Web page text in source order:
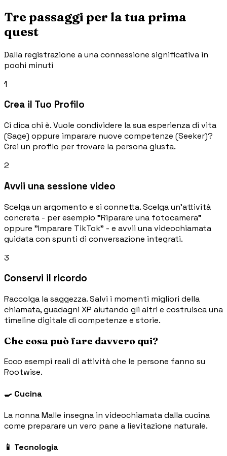
Tre passaggi per la tua prima
quest
Dalla registrazione a una connessione significativa in
pochi minuti
1
Crea il Tuo Profilo
Ci dica chi è. Vuole condividere la sua esperienza di vita
(Sage) oppure imparare nuove competenze (Seeker)?
Crei un profilo per trovare la persona giusta.
2
Avvii una sessione video
Scelga un argomento e si connetta. Scelga un'attività
concreta - per esempio "Riparare una fotocamera"
oppure "Imparare TikTok" - e avvii una videochiamata
guidata con spunti di conversazione integrati.
3
Conservi il ricordo
Raccolga la saggezza. Salvi i momenti migliori della
chiamata, guadagni XP aiutando gli altri e costruisca una
timeline digitale di competenze e storie.
Che cosa può fare davvero qui?
Ecco esempi reali di attività che le persone fanno su
Rootwise.
🍳 Cucina
La nonna Malle insegna in videochiamata dalla cucina
come preparare un vero pane a lievitazione naturale.
📱 Tecnologia